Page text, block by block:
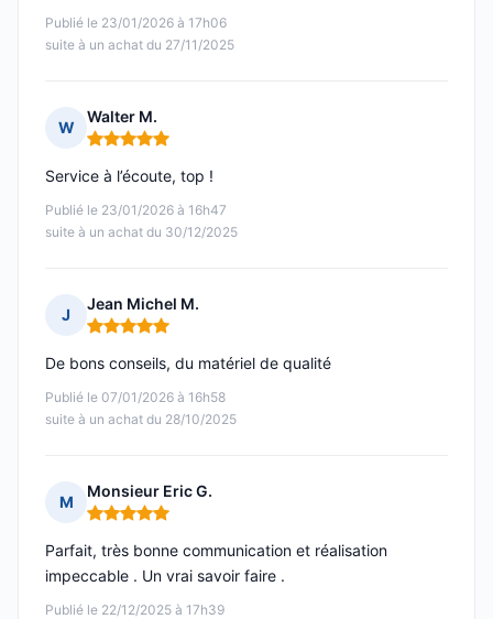
Publié le 23/01/2026 à 17h06
suite à un achat du 27/11/2025
W
Walter M.
Note : 5 sur 5
Publié le 23/01/2026 à 16h47
suite à un achat du 30/12/2025
Service à l’écoute, top !
J
Jean Michel M.
Note : 5 sur 5
Publié le 07/01/2026 à 16h58
suite à un achat du 28/10/2025
De bons conseils, du matériel de qualité
M
Monsieur Eric G.
Note : 5 sur 5
Publié le 22/12/2025 à 17h39
Parfait, très bonne communication et réalisation
impeccable . Un vrai savoir faire .